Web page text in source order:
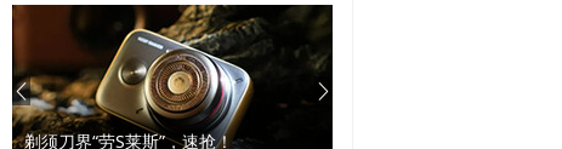
九龙窠的香喝过的人才懂！